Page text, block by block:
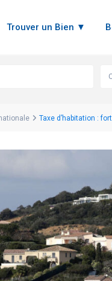
Trouver un Bien ▼
Taxe d’habitation :